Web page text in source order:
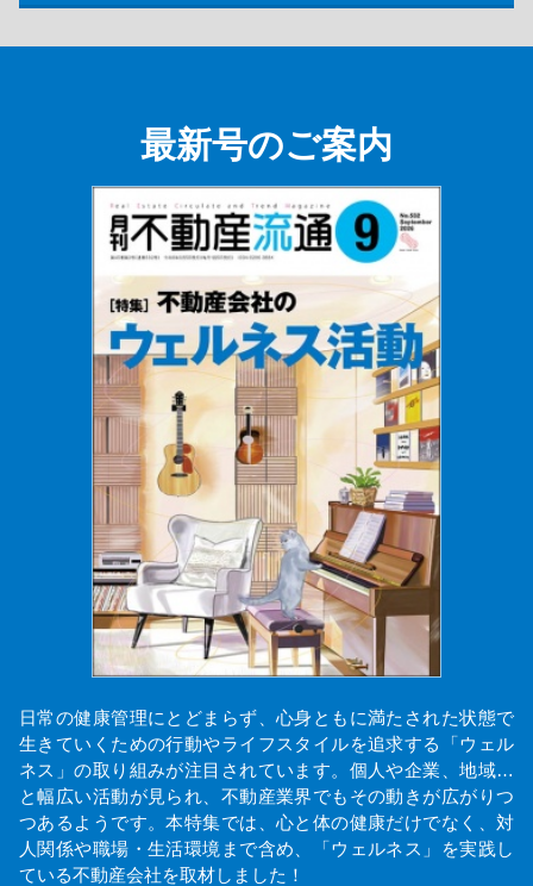
最新号のご案内
日常の健康管理にとどまらず、心身ともに満たされた状態で
生きていくための行動やライフスタイルを追求する「ウェル
ネス」の取り組みが注目されています。個人や企業、地域…
と幅広い活動が見られ、不動産業界でもその動きが広がりつ
つあるようです。本特集では、心と体の健康だけでなく、対
人関係や職場・生活環境まで含め、「ウェルネス」を実践し
ている不動産会社を取材しました！